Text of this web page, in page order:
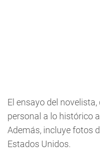
El ensayo del
personal a lo histórico
Además, incluye fotos
Estados Unidos.